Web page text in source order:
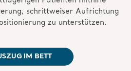
schrittweiser Aufrichtung
zu unterstützen.
IM BETT